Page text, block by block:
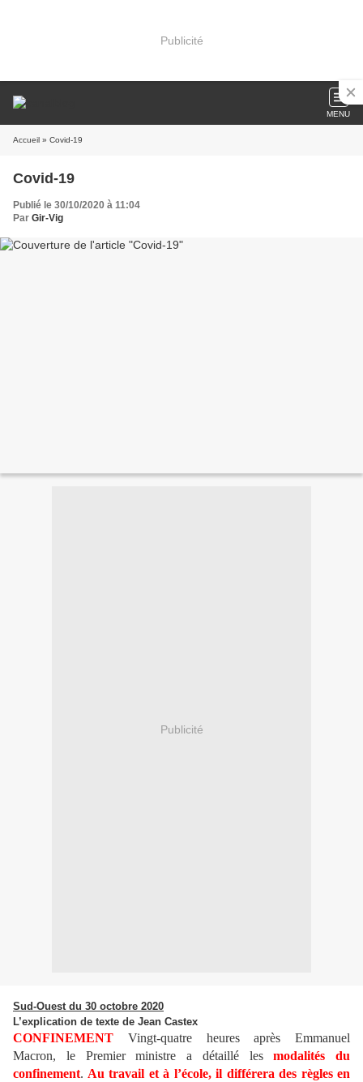
Publicité
MENU
Accueil » Covid-19
Covid-19
Publié le 30/10/2020 à 11:04
Par Gir-Vig
Publicité
Sud-Ouest du 30 octobre 2020
L’explication de texte de Jean Castex
CONFINEMENT Vingt-quatre heures après Emmanuel
Macron, le Premier ministre a détaillé lesmodalités du
confinement. Au travail et à l’école, il différera des règles en